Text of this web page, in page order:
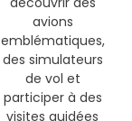
avions
emblématiques,
des simulateurs
de vol et
participer à des
visites guidées